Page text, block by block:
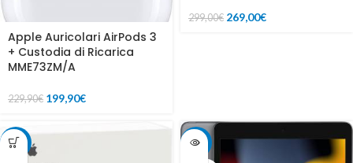
Apple Auricolari AirPods 3
+ Custodia di Ricarica
MME73ZM/A
229,90€ 199,90€
299,00€ 269,00€
-15% -27%